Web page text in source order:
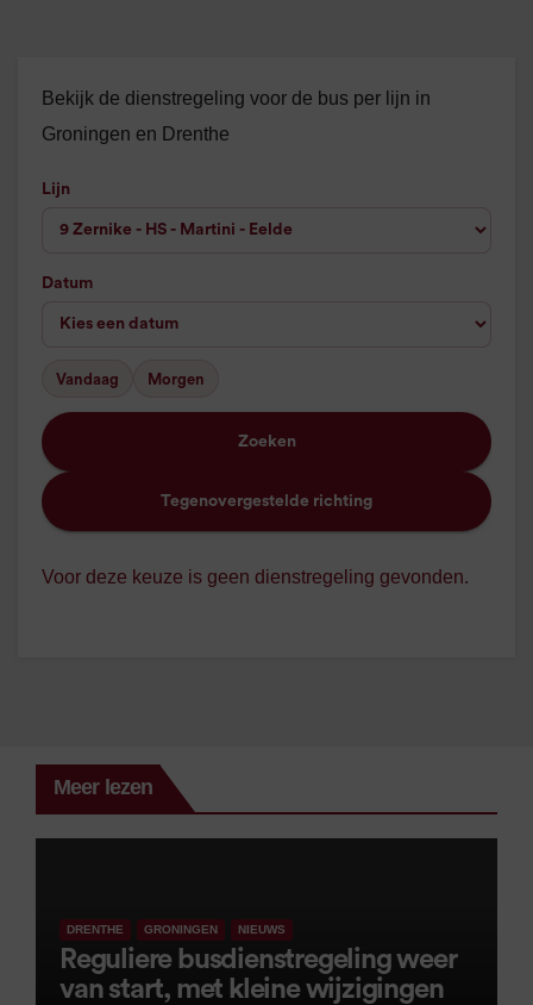
Bekijk de dienstregeling voor de bus per lijn in
Groningen en Drenthe
Lijn
Datum
Vandaag Morgen
Zoeken
Tegenovergestelde richting
Voor deze keuze is geen dienstregeling gevonden.
Meer lezen
DRENTHE GRONINGEN NIEUWS
Reguliere busdienstregeling weer
van start, met kleine wijzigingen